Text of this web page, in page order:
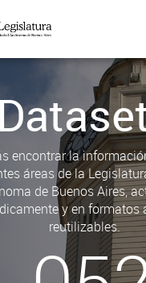
encontrar la
áreas de la
de Buenos Aires,
y en formatos
reutilizables.